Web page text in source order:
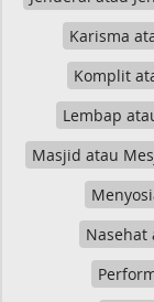
Karisma
Komplit
Lembap
Masjid atau
Nasehat